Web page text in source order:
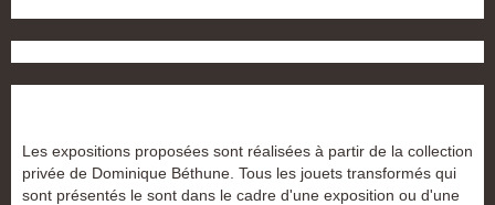
Les expositions proposées sont réalisées à partir de la collection
privée de Dominique Béthune. Tous les jouets transformés qui
sont présentés le sont dans le cadre d'une exposition ou d'une